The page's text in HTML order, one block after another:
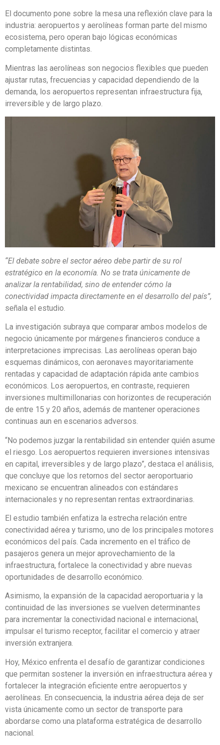
El documento pone sobre la mesa una reflexión clave para la
industria: aeropuertos y aerolíneas forman parte del mismo
ecosistema, pero operan bajo lógicas económicas
completamente distintas.
Mientras las aerolíneas son negocios flexibles que pueden
ajustar rutas, frecuencias y capacidad dependiendo de la
demanda, los aeropuertos representan infraestructura fija,
irreversible y de largo plazo.
“El debate sobre el sector aéreo debe partir de su rol
estratégico en la economía. No se trata únicamente de
analizar la rentabilidad, sino de entender cómo la
conectividad impacta directamente en el desarrollo del país”,
señala el estudio.
La investigación subraya que comparar ambos modelos de
negocio únicamente por márgenes financieros conduce a
interpretaciones imprecisas. Las aerolíneas operan bajo
esquemas dinámicos, con aeronaves mayoritariamente
rentadas y capacidad de adaptación rápida ante cambios
económicos. Los aeropuertos, en contraste, requieren
inversiones multimillonarias con horizontes de recuperación
de entre 15 y 20 años, además de mantener operaciones
continuas aun en escenarios adversos.
“No podemos juzgar la rentabilidad sin entender quién asume
el riesgo. Los aeropuertos requieren inversiones intensivas
en capital, irreversibles y de largo plazo”, destaca el análisis,
que concluye que los retornos del sector aeroportuario
mexicano se encuentran alineados con estándares
internacionales y no representan rentas extraordinarias.
El estudio también enfatiza la estrecha relación entre
conectividad aérea y turismo, uno de los principales motores
económicos del país. Cada incremento en el tráfico de
pasajeros genera un mejor aprovechamiento de la
infraestructura, fortalece la conectividad y abre nuevas
oportunidades de desarrollo económico.
Asimismo, la expansión de la capacidad aeroportuaria y la
continuidad de las inversiones se vuelven determinantes
para incrementar la conectividad nacional e internacional,
impulsar el turismo receptor, facilitar el comercio y atraer
inversión extranjera.
Hoy, México enfrenta el desafío de garantizar condiciones
que permitan sostener la inversión en infraestructura aérea y
fortalecer la integración eficiente entre aeropuertos y
aerolíneas. En consecuencia, la industria aérea deja de ser
vista únicamente como un sector de transporte para
abordarse como una plataforma estratégica de desarrollo
nacional.